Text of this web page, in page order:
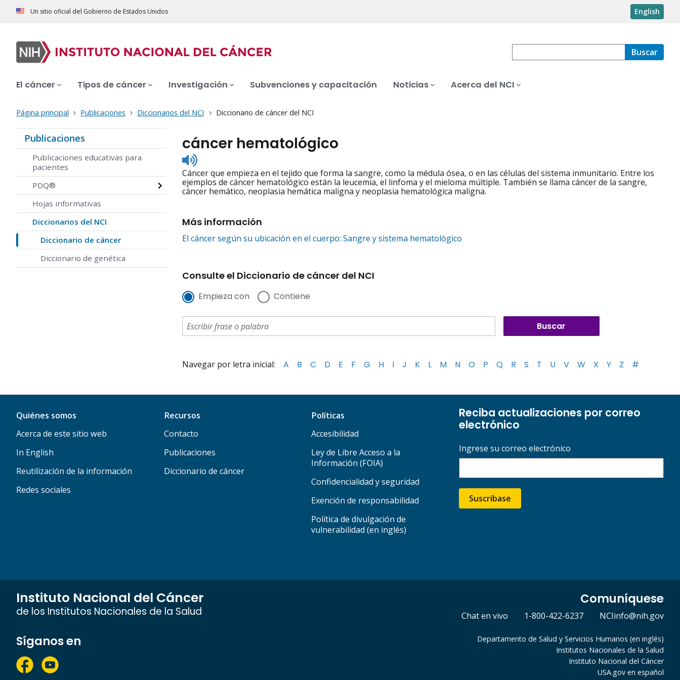
Un sitio oficial del Gobierno de Estados Unidos English
Buscar
El cáncer Tipos de cáncer Investigación Subvenciones y capacitación Noticias Acerca del NCI
Página principal Publicaciones Diccionarios del NCI Diccionario de cáncer del NCI
Publicaciones
Publicaciones educativas para
pacientes
PDQ®
Hojas informativas
Diccionarios del NCI
Diccionario de cáncer
Diccionario de genética
cáncer hematológico
Listen
to
pronunciation
Cáncer que empieza en el tejido que forma la sangre, como la médula ósea, o en las células del sistema inmunitario. Entre los
ejemplos de cáncer hematológico están la leucemia, el linfoma y el mieloma múltiple. También se llama cáncer de la sangre,
cáncer hemático, neoplasia hemática maligna y neoplasia hematológica maligna.
Más información
El cáncer según su ubicación en el cuerpo: Sangre y sistema hematológico
Consulte el Diccionario de cáncer del NCI
Empieza con Contiene
Navegar por letra inicial: A B C D E F G H I J K L M N O P Q R S T U V W X Y Z #
Quiénes somos
Acerca de este sitio web
In English
Reutilización de la información
Redes sociales
Recursos
Contacto
Publicaciones
Diccionario de cáncer
Políticas
Accesibilidad
Ley de Libre Acceso a la
Información (FOIA)
Confidencialidad y seguridad
Exención de responsabilidad
Política de divulgación de
vulnerabilidad (en inglés)
Reciba actualizaciones por correo
electrónico
Ingrese su correo electrónico
Suscríbase
Instituto Nacional del Cáncer
de los Institutos Nacionales de la Salud
Comuníquese
Chat en vivo 1-800-422-6237 NCIinfo@nih.gov
Síganos en
Departamento de Salud y Servicios Humanos (en inglés)
Institutos Nacionales de la Salud
Instituto Nacional del Cáncer
USA.gov en español